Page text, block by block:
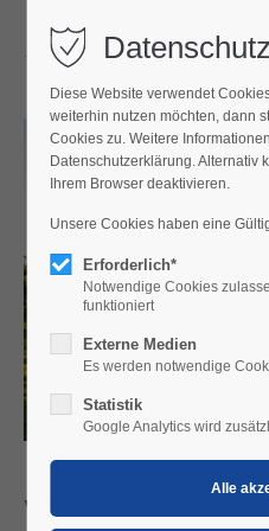
Weindenkmal mit
Diese Website verwendet
weiterhin nutzen möchten, dann
Cookies zu. Weitere
Datenschutzerklärung. Alternativ
Ihrem Browser deaktivieren.
Unsere Cookies haben eine
Erforderlich*
Notwendige Cookies
funktioniert
Externe Medien
Es werden notwendige
Statistik
Google Analytics wird